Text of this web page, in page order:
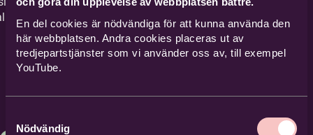
En del cookies är nödvändiga för att kunna använda den
här webbplatsen. Andra cookies placeras ut av
tredjepartstjänster som vi använder oss av, till exempel
YouTube.
Nödvändig